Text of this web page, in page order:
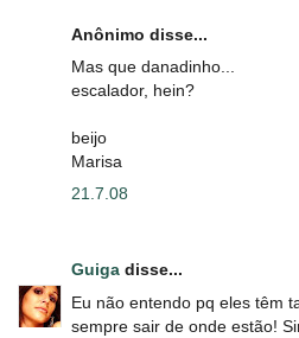
Anônimo disse...
Mas que danadinho...
escalador, hein?
beijo
Marisa
21.7.08
Guiga disse...
Eu não entendo pq eles têm
sempre sair de onde estão!